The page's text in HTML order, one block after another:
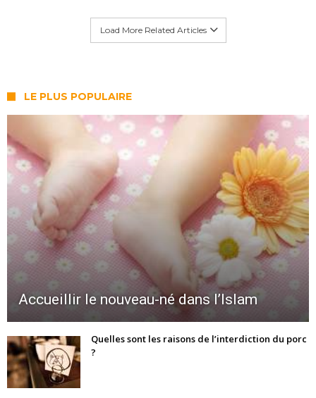
Load More Related Articles
LE PLUS POPULAIRE
Accueillir le nouveau-né dans l’Islam
Quelles sont les raisons de l’interdiction du porc
?